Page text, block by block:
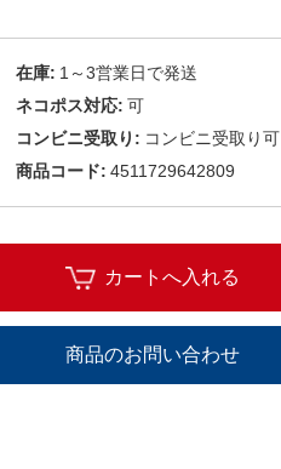
在庫: 1～3営業日で発送
ネコポス対応: 可
コンビニ受取り: コンビニ受取り可
商品コード: 4511729642809
カートへ入れる
商品のお問い合わせ